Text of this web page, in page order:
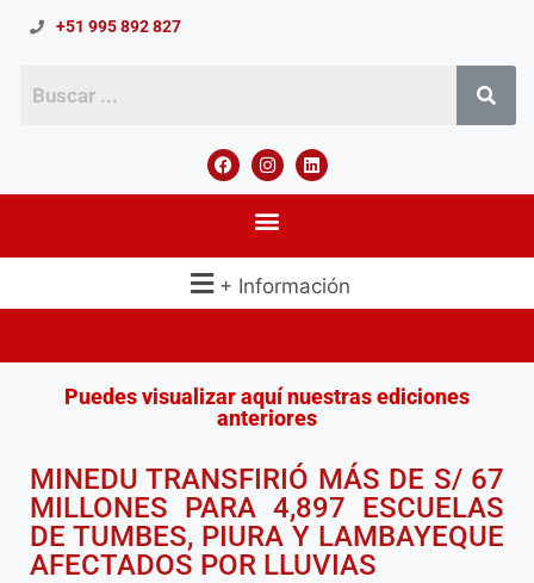
+51 995 892 827
+ Información
Puedes visualizar aquí nuestras ediciones
anteriores
MINEDU TRANSFIRIÓ MÁS DE S/ 67
MILLONES PARA 4,897 ESCUELAS
DE TUMBES, PIURA Y LAMBAYEQUE
AFECTADOS POR LLUVIAS